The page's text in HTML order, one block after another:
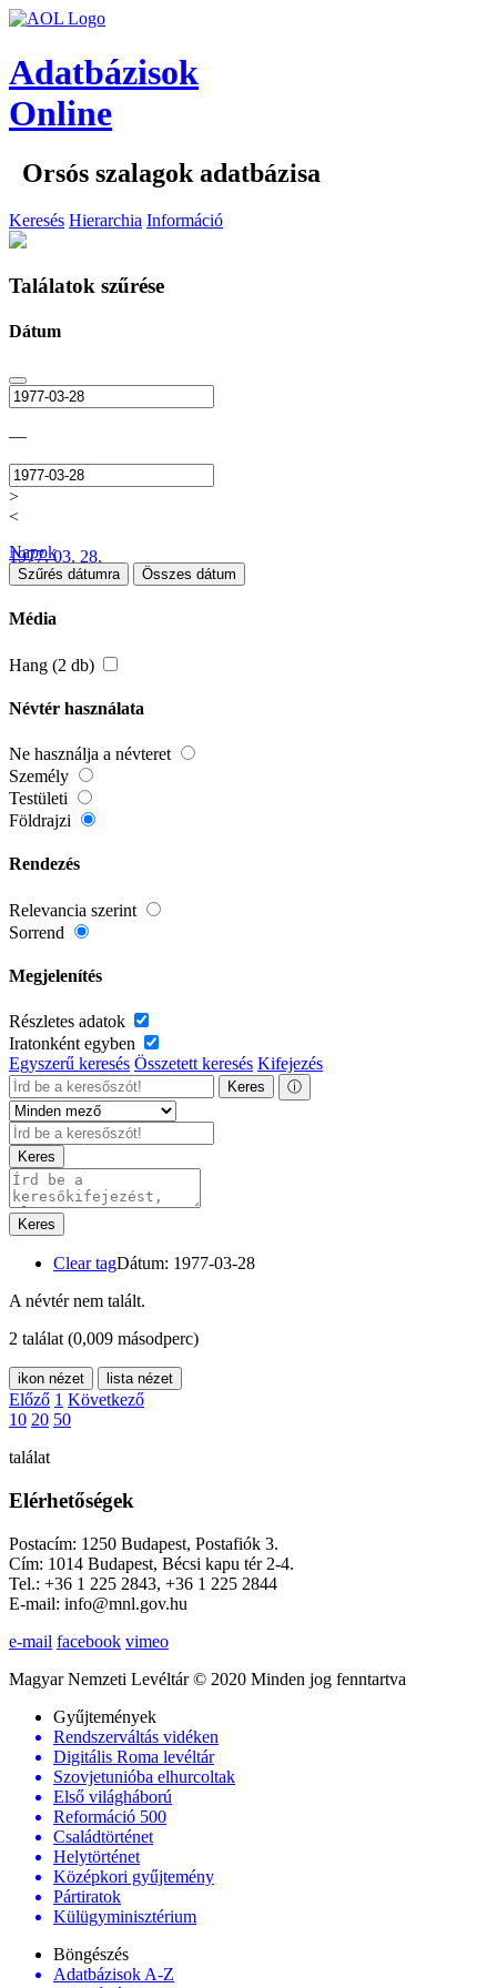
Adatbázisok
Online
Orsós szalagok adatbázisa
Keresés Hierarchia Információ
Találatok szűrése
Dátum
—
>
<
1977. 03. 28.
Napok
Szűrés dátumra Összes dátum
Média
Hang (2 db)
Névtér használata
Ne használja a névteret
Személy
Testületi
Földrajzi
Rendezés
Relevancia szerint
Sorrend
Megjelenítés
Részletes adatok
Iratonként egyben
Egyszerű keresés Összetett keresés Kifejezés
Keres ⓘ
Keres
Keres
Clear tagDátum: 1977-03-28
A névtér nem talált.
2 találat (0,009 másodperc)
ikon nézet lista nézet
Előző 1 Következő
10 20 50
találat
Elérhetőségek
Postacím: 1250 Budapest, Postafiók 3.
Cím: 1014 Budapest, Bécsi kapu tér 2-4.
Tel.: +36 1 225 2843, +36 1 225 2844
E-mail: info@mnl.gov.hu
e-mail facebook vimeo
Magyar Nemzeti Levéltár © 2020 Minden jog fenntartva
Gyűjtemények
Rendszerváltás vidéken
Digitális Roma levéltár
Szovjetunióba elhurcoltak
Első világháború
Reformáció 500
Családtörténet
Helytörténet
Középkori gyűjtemény
Pártiratok
Külügyminisztérium
Böngészés
Adatbázisok A-Z